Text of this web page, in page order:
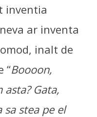
inventia
ar inventa
inalt de
“Boooon,
Gata,
stea pe el